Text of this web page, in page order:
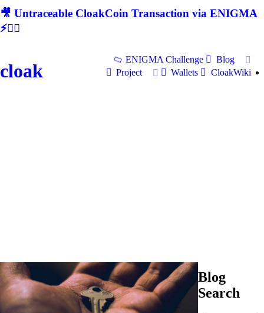
🎥 Untraceable CloakCoin Transaction via ENIGMA
⚡🕵‍♂
cloak
ENIGMA Challenge
Blog
Project
Wallets CloakWiki
Blog
Search